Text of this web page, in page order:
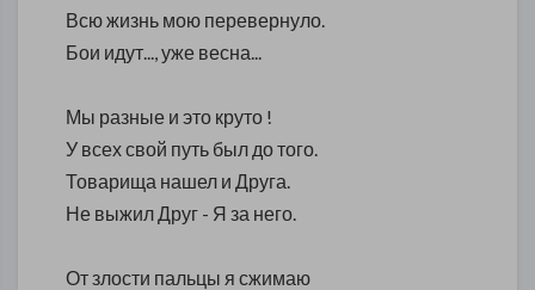
Всю жизнь мою перевернуло.
Бои идут..., уже весна...
Мы разные и это круто !
У всех свой путь был до того.
Товарища нашел и Друга.
Не выжил Друг - Я за него.
От злости пальцы я сжимаю